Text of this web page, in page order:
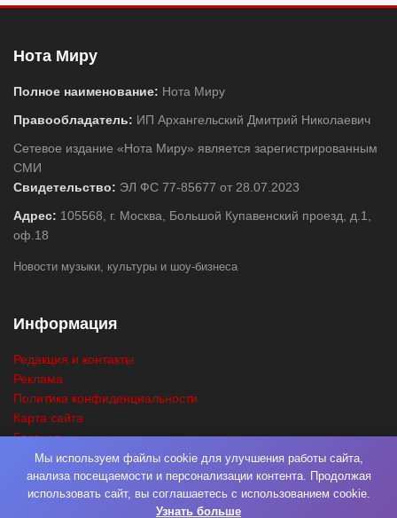
Нота Миру
Полное наименование: Нота Миру
Правообладатель: ИП Архангельский Дмитрий Николаевич
Сетевое издание «Нота Миру» является зарегистрированным
СМИ
Свидетельство: ЭЛ ФС 77-85677 от 28.07.2023
Адрес: 105568, г. Москва, Большой Купавенский проезд, д.1,
оф.18
Новости музыки, культуры и шоу-бизнеса
Информация
Редакция и контакты
Реклама
Политика конфиденциальности
Карта сайта
Главная
ПоискМы используем файлы cookie для улучшения работы сайта,
анализа посещаемости и персонализации контента. Продолжая
использовать сайт, вы соглашаетесь с использованием cookie.
Узнать больше